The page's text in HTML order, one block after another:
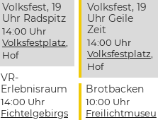
Volksfest, 19
Uhr Radspitz
14:00 Uhr
Volksfestplatz,
Hof
VR-
Erlebnisraum
14:00 Uhr
Fichtelgebirgs
Volksfest, 19
Uhr Geile
Zeit
14:00 Uhr
Volksfestplatz,
Hof
Brotbacken
10:00 Uhr
Freilichtmuseu